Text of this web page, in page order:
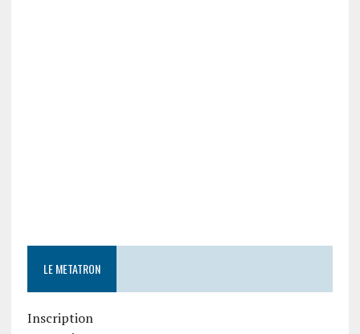
LE METATRON
Inscription